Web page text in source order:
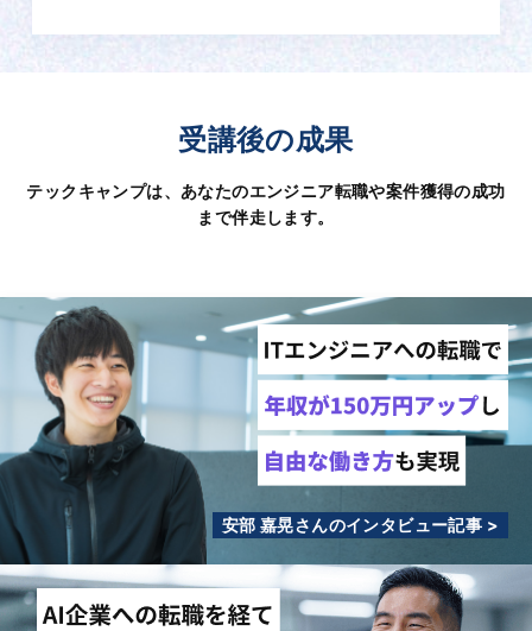
受講後の成果
テックキャンプは、あなたのエンジニア転職や案件獲得の成功
まで伴走します。
安部 嘉晃さんのインタビュー記事 >